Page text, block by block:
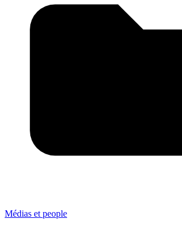
Médias et people